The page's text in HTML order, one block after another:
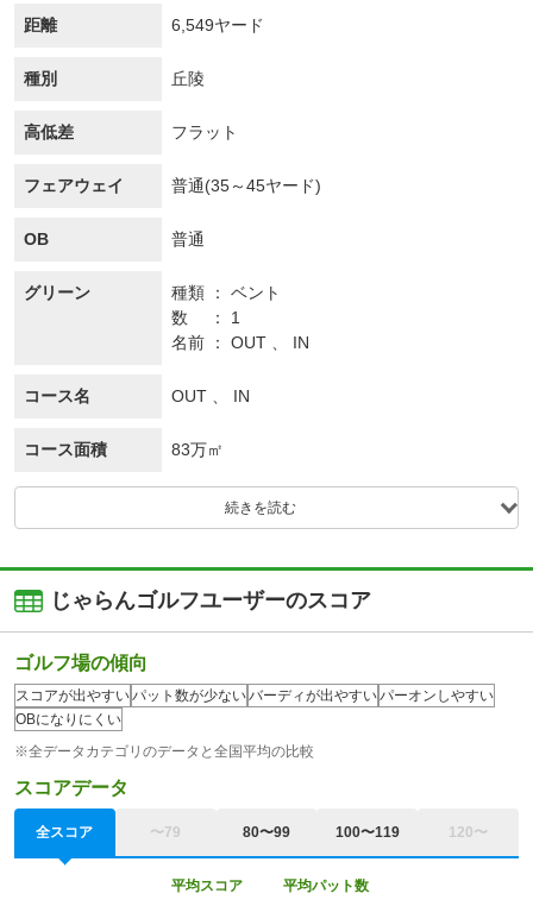
距離 6,549ヤード
種別 丘陵
高低差 フラット
フェアウェイ 普通(35～45ヤード)
OB 普通
グリーン 種類
ベント
数
1
名前
OUT 、 IN
コース名 OUT 、 IN
コース面積 83万㎡
続きを読む
じゃらんゴルフユーザーのスコア
ゴルフ場の傾向
スコアが出やすいパット数が少ないバーディが出やすいパーオンしやすい
OBになりにくい
※全データカテゴリのデータと全国平均の比較
スコアデータ
全スコア 〜79 80〜99 100〜119 120〜
平均スコア 平均パット数